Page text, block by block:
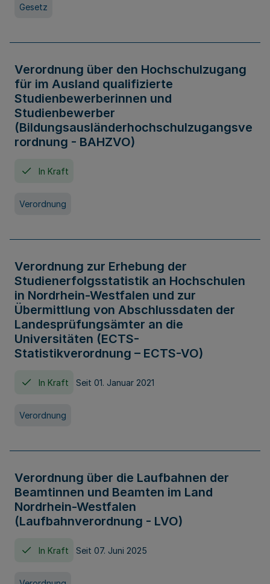
Gesetz
Verordnung über den Hochschulzugang
für im Ausland qualifizierte
Studienbewerberinnen und
Studienbewerber
(Bildungsausländerhochschulzugangsve
rordnung - BAHZVO)
In Kraft
Verordnung
Verordnung zur Erhebung der
Studienerfolgsstatistik an Hochschulen
in Nordrhein-Westfalen und zur
Übermittlung von Abschlussdaten der
Landesprüfungsämter an die
Universitäten (ECTS-
Statistikverordnung – ECTS-VO)
In Kraft Seit 01. Januar 2021
Verordnung
Verordnung über die Laufbahnen der
Beamtinnen und Beamten im Land
Nordrhein-Westfalen
(Laufbahnverordnung - LVO)
In Kraft Seit 07. Juni 2025